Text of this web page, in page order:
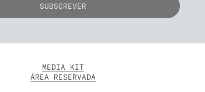
MEDIA KIT
ÁREA RESERVADA